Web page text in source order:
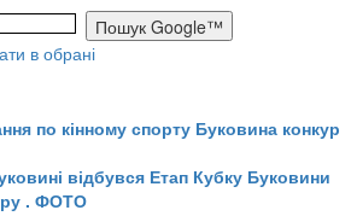
в обрані
по кінному спорту Буковина конкур
відбувся Етап Кубку Буковини
. ФОТО